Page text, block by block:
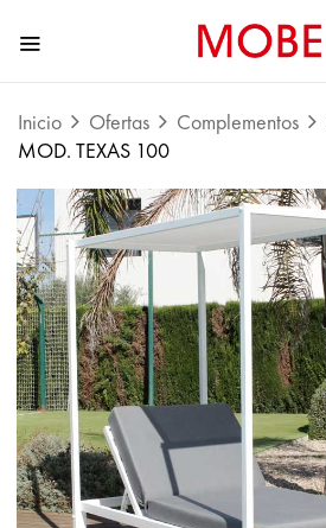
Inicio Ofertas Complementos
MOD. TEXAS 100